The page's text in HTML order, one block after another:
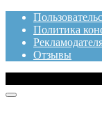
Политика
Отзывы